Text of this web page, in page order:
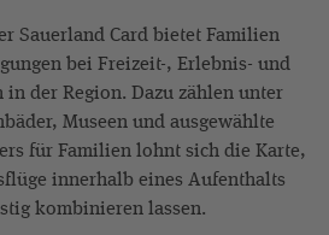
Sauerland Card bietet Familien
bei Freizeit-, Erlebnis- und
der Region. Dazu zählen unter
Museen und ausgewählte
für Familien lohnt sich die Karte,
innerhalb eines Aufenthalts
kombinieren lassen.